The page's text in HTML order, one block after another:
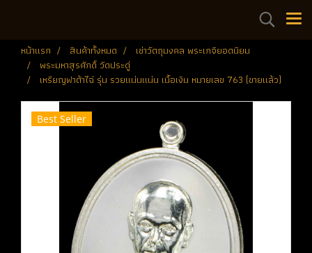
หน้าแรก สินค้าทั้งหมด
เช่าวัตถุมงคล พระเกจิยอดนิยม
พระมหาสุรศักดิ์ วัดประดู่
เหรียญฟาต้าไฉ่ รุ่น รวยแน่นแน่น เนื้อเงิน หมายเลข 763 (ขายแล้ว)
Best Seller